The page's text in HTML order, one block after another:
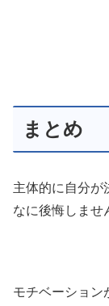
まとめ
主体的に自分が
なに後悔しませ
モチベーション